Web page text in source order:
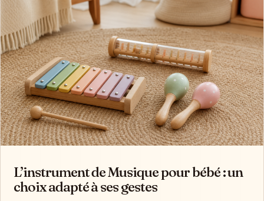
L’instrument de Musique pour bébé : un
choix adapté à ses gestes